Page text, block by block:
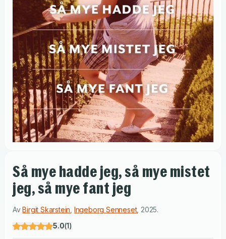
Så mye hadde jeg, så mye mistet
jeg, så mye fant jeg
AvBirgit Skarstein Ingeborg Senneset, 2025.
5.0(1)